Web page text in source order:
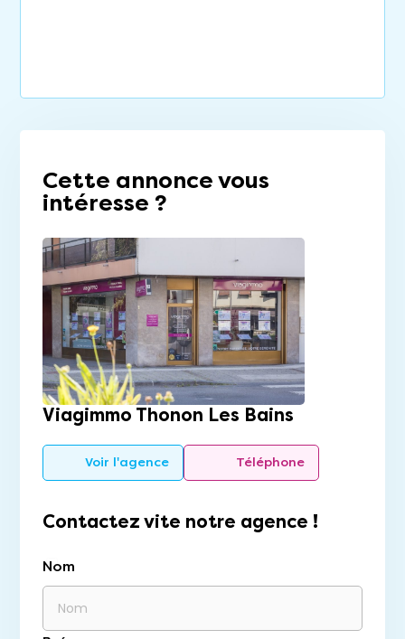
Cette annonce vous
intéresse ?
Viagimmo Thonon Les Bains
Voir l'agence Téléphone
Contactez vite notre agence !
Nom